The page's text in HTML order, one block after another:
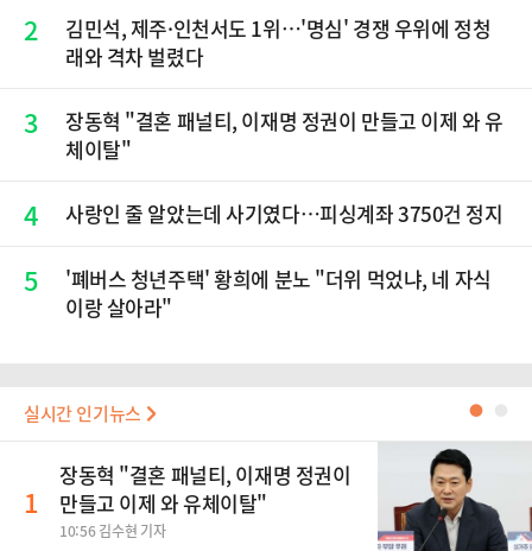
2
김민석, 제주·인천서도 1위…'명심' 경쟁 우위에 정청
래와 격차 벌렸다
3
장동혁 "결혼 패널티, 이재명 정권이 만들고 이제 와 유
체이탈"
4 사랑인 줄 알았는데 사기였다…피싱계좌 3750건 정지
5
'폐버스 청년주택' 황희에 분노 "더위 먹었냐, 네 자식
이랑 살아라"
실시간 인기뉴스 ●
1
장동혁 "결혼 패널티, 이재명 정권이
만들고 이제 와 유체이탈"
10:56 김수현 기자